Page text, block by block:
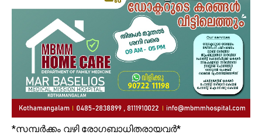
*സമ്പർക്കം വഴി രോഗബാധിതരായവർ*